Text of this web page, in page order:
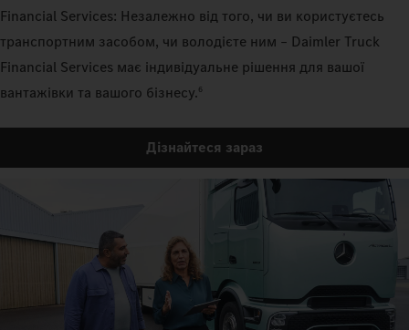
Financial Services: Незалежно від того, чи ви користуєтесь
транспортним засобом, чи володієте ним – Daimler Truck
Financial Services має індивідуальне рішення для вашої
вантажівки та вашого бізнесу. 6
Дізнайтеся зараз